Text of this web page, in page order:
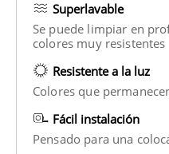
Superlavable
Se puede limpiar en
colores muy resistentes
Resistente a la luz
Colores que
Fácil instalación
Pensado para una